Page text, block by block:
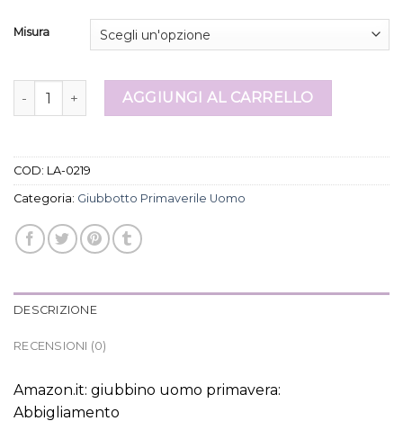
Misura
giubbotto primaverile uomo quantità
AGGIUNGI AL CARRELLO
COD: LA-0219
Categoria: Giubbotto Primaverile Uomo
DESCRIZIONE
RECENSIONI (0)
Amazon.it: giubbino uomo primavera:
Abbigliamento